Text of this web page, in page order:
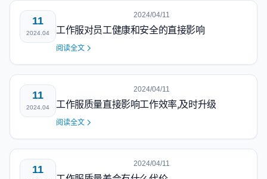
11
2024.04
2024/04/11
工作服对员工健康和安全的直接影响
阅读全文
11
2024.04
2024/04/11
工作服质量直接影响工作效率,及时升级
阅读全文
11 2024/04/11